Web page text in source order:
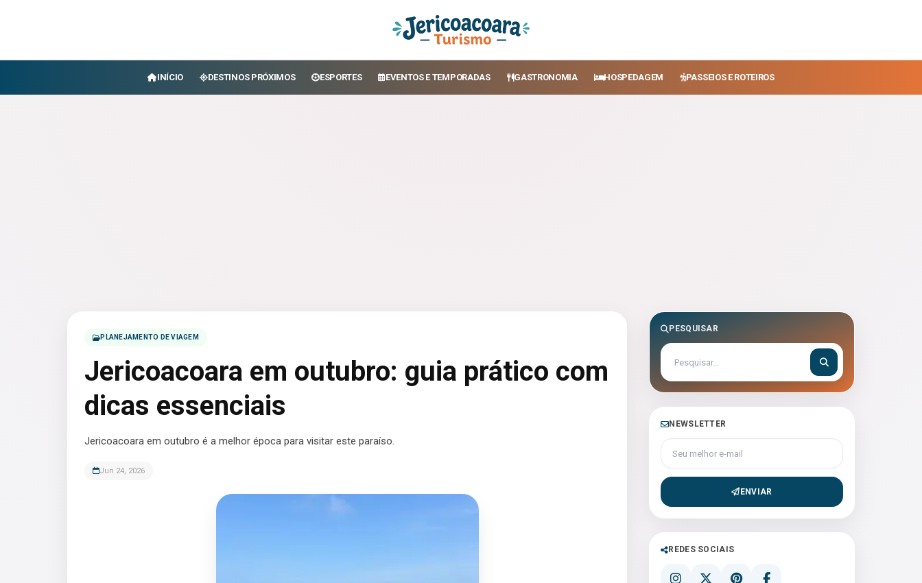
INÍCIO DESTINOS PRÓXIMOS ESPORTES EVENTOS E TEMPORADAS GASTRONOMIA HOSPEDAGEM PASSEIOS E ROTEIROS
PLANEJAMENTO DE VIAGEM
Jericoacoara em outubro: guia prático com
dicas essenciais
Jericoacoara em outubro é a melhor época para visitar este paraíso.
Jun 24, 2026
PESQUISAR
NEWSLETTER
Seu melhor e-mail
ENVIAR
REDES SOCIAIS